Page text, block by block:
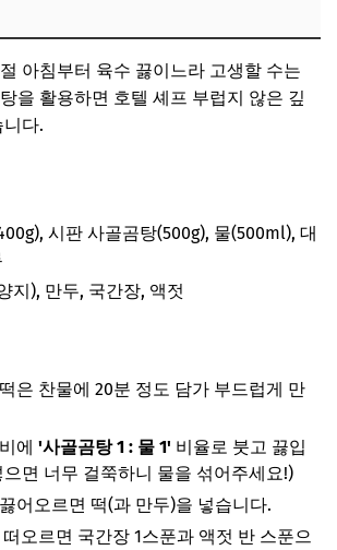
아침부터 육수 끓이느라 고생할 수는
을 활용하면 호텔 셰프 부럽지 않은 깊
다.
시판 사골곰탕(500g), 물(500ml), 대
지), 만두, 국간장, 액젓
은 찬물에 20분 정도 담가 부드럽게 만
에 '사골곰탕 1 : 물 1' 비율로 붓고 끓입
면 너무 걸쭉하니 물을 섞어주세요!)
어오르면 떡(과 만두)을 넣습니다.
떠오르면 국간장 1스푼과 액젓 반 스푼으